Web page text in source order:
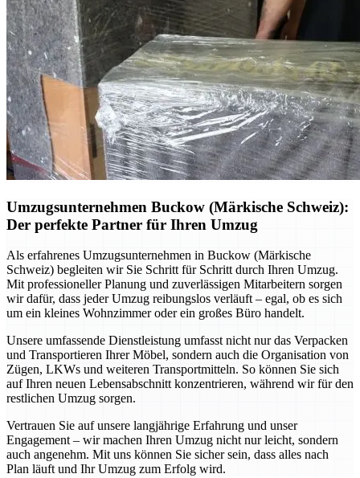
Umzugsunternehmen Buckow (Märkische Schweiz):
Der perfekte Partner für Ihren Umzug
Als erfahrenes Umzugsunternehmen in Buckow (Märkische
Schweiz) begleiten wir Sie Schritt für Schritt durch Ihren Umzug.
Mit professioneller Planung und zuverlässigen Mitarbeitern sorgen
wir dafür, dass jeder Umzug reibungslos verläuft – egal, ob es sich
um ein kleines Wohnzimmer oder ein großes Büro handelt.
Unsere umfassende Dienstleistung umfasst nicht nur das Verpacken
und Transportieren Ihrer Möbel, sondern auch die Organisation von
Zügen, LKWs und weiteren Transportmitteln. So können Sie sich
auf Ihren neuen Lebensabschnitt konzentrieren, während wir für den
restlichen Umzug sorgen.
Vertrauen Sie auf unsere langjährige Erfahrung und unser
Engagement – wir machen Ihren Umzug nicht nur leicht, sondern
auch angenehm. Mit uns können Sie sicher sein, dass alles nach
Plan läuft und Ihr Umzug zum Erfolg wird.